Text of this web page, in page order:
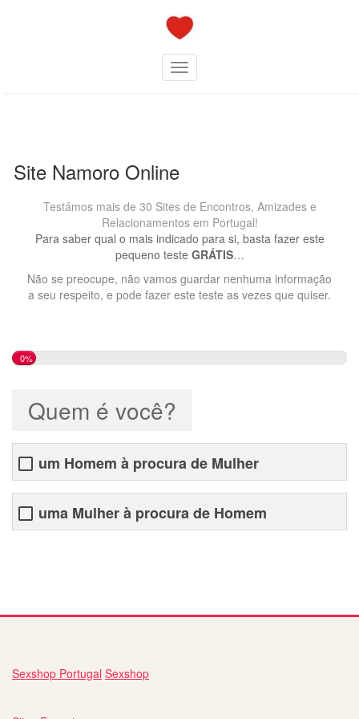
Toggle navigation
Site Namoro Online
Testámos mais de 30 Sites de Encontros, Amizades e
Relacionamentos em Portugal!
Para saber qual o mais indicado para si, basta fazer este
pequeno teste GRÁTIS…
Não se preocupe, não vamos guardar nenhuma informação
a seu respeito, e pode fazer este teste as vezes que quiser.
0%
Quem é você?
um Homem à procura de Mulher
uma Mulher à procura de Homem
Sexshop Portugal Sexshop